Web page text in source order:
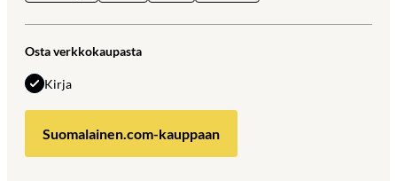
Osta verkkokaupasta
Kirja
Suomalainen.com-kauppaan